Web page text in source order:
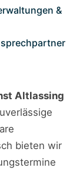
&
Altlassing
bieten wir